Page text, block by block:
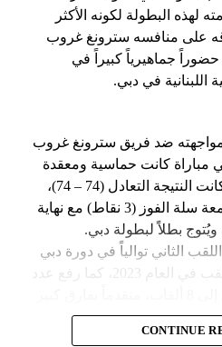
لهذه البطولة لكونه الأكثر
على منافسه سترونغ غروب
جماهيرياً كبيراً في
في دبي.
ضد فريق سترونغ غروب
بالفوز (77 – 74)، في مباراة كانت حماسية ومعقدة
حتى الثواني الأخيرة، فعندما كانت النتيجة التعادل (74 – 74)،
سجل الأسطورة إسماعيل سمعة سلة الفوز (3 نقاط) مع نهاية
بطلاً لبطولة دبي.
الثاني توالياً في دورة دبي
الدولية بعد أن سبق وحقق اللقب في العام 2023، كما رفع عدد
الإيراني الذي حقق لقبين في
الفيليبيني الذي حقق لقباً
CONTINUE